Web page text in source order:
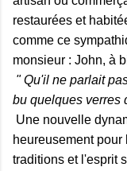
restaurées et
comme ce
monsieur : John, à
" Qu'il ne parlait
bu quelques verres
Une nouvelle
heureusement
traditions et l'esprit